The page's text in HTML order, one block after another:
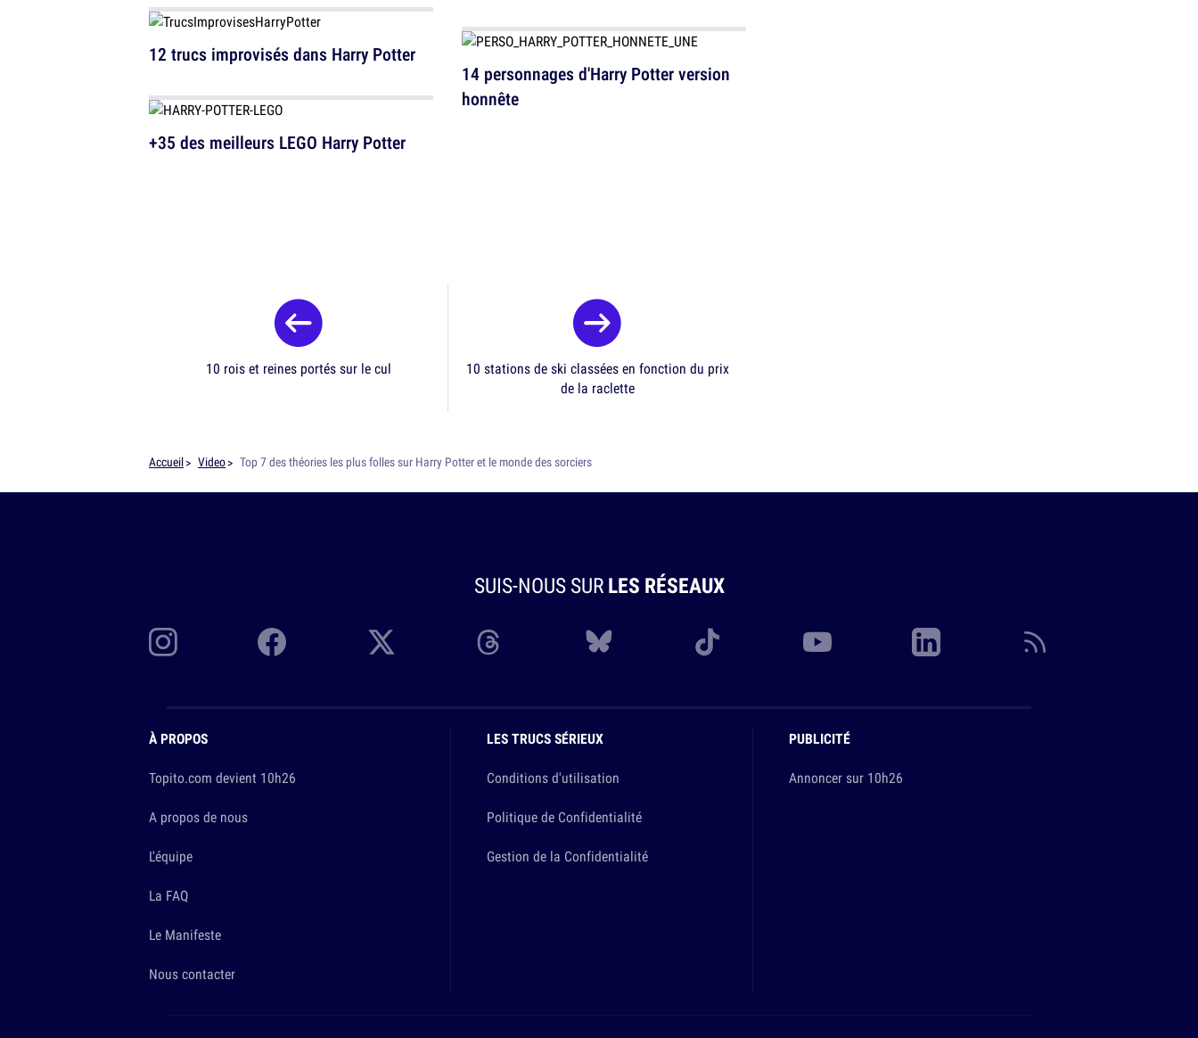
12 trucs improvisés dans Harry Potter
+35 des meilleurs LEGO Harry Potter
14 personnages d'Harry Potter version
honnête
10 rois et reines portés sur le cul
10 stations de ski classées en fonction du prix
de la raclette
Accueil Video Top 7 des théories les plus folles sur Harry Potter et le monde des sorciers
SUIS-NOUS SURLES RÉSEAUX
À PROPOS
Topito.com devient 10h26
A propos de nous
L'équipe
La FAQ
Le Manifeste
Nous contacter
LES TRUCS SÉRIEUX
Conditions d'utilisation
Politique de Confidentialité
Gestion de la Confidentialité
PUBLICITÉ
Annoncer sur 10h26